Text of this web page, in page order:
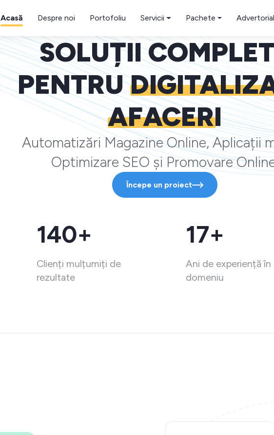
Acasă Despre noi Portofoliu Servicii Pachete
SOLUȚII
PENTRU
AFACERI
Automatizări Magazine Online, Aplicații
Optimizare SEO și Promovare
Începe un proiect
140+
Clienți mulțumiți de
rezultate
17+
Ani de experiență în
domeniu